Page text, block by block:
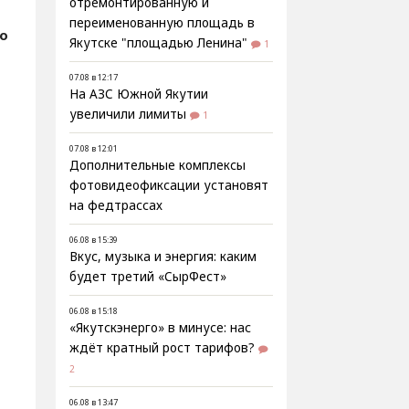
переименованную площадь в
Якутске "площадью Ленина"
1
07.08 в 12:17
На АЗС Южной Якутии
увеличили лимиты
1
07.08 в 12:01
Дополнительные комплексы
фотовидеофиксации установят
на федтрассах
06.08 в 15:39
Вкус, музыка и энергия: каким
будет третий «СырФест»
06.08 в 15:18
«Якутскэнерго» в минусе: нас
ждёт кратный рост тарифов?
2
06.08 в 13:47